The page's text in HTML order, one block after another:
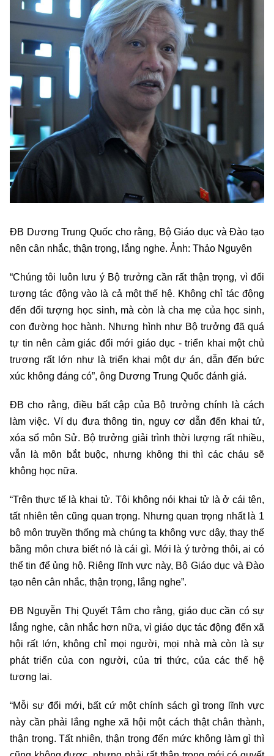
ĐB Dương Trung Quốc cho rằng, Bộ Giáo dục và Đào tạo
nên cân nhắc, thận trọng, lắng nghe. Ảnh: Thảo Nguyên
“Chúng tôi luôn lưu ý Bộ trưởng cần rất thận trọng, vì đối
tượng tác động vào là cả một thế hệ. Không chỉ tác động
đến đối tượng học sinh, mà còn là cha mẹ của học sinh,
con đường học hành. Nhưng hình như Bộ trưởng đã quá
tự tin nên cảm giác đổi mới giáo dục - triển khai một chủ
trương rất lớn như là triển khai một dự án, dẫn đến bức
xúc không đáng có”, ông Dương Trung Quốc đánh giá.
ĐB cho rằng, điều bất cập của Bộ trưởng chính là cách
làm việc. Ví dụ đưa thông tin, nguy cơ dẫn đến khai tử,
xóa sổ môn Sử. Bộ trưởng giải trình thời lượng rất nhiều,
vẫn là môn bắt buộc, nhưng không thi thì các cháu sẽ
không học nữa.
“Trên thực tế là khai tử. Tôi không nói khai tử là ở cái tên,
tất nhiên tên cũng quan trọng. Nhưng quan trọng nhất là 1
bộ môn truyền thống mà chúng ta không vực dậy, thay thế
bằng môn chưa biết nó là cái gì. Mới là ý tưởng thôi, ai có
thể tin để ủng hộ. Riêng lĩnh vực này, Bộ Giáo dục và Đào
tạo nên cân nhắc, thận trọng, lắng nghe”.
ĐB Nguyễn Thị Quyết Tâm cho rằng, giáo dục cần có sự
lắng nghe, cân nhắc hơn nữa, vì giáo dục tác động đến xã
hội rất lớn, không chỉ mọi người, mọi nhà mà còn là sự
phát triển của con người, của tri thức, của các thế hệ
tương lai.
“Mỗi sự đổi mới, bất cứ một chính sách gì trong lĩnh vực
này cần phải lắng nghe xã hội một cách thật chân thành,
thận trọng. Tất nhiên, thận trọng đến mức không làm gì thì